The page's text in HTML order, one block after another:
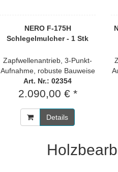
NERO F-175H
Schlegelmulcher - 1 Stk
Zapfwellenantrieb, 3-Punkt-
Aufnahme, robuste Bauweise
Art. Nr.: 02354
2.090,00 € *
Details